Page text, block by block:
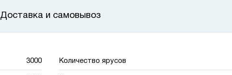
3000 Количество ярусов
Доставка и самовывоз